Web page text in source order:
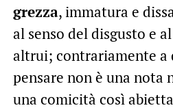
grezza, immatura e
al senso del disgusto e
altrui; contrariamente a
pensare non è una nota
una comicità così